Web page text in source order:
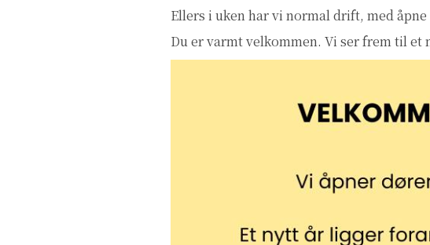
Ellers i uken har vi normal drift, med
Du er varmt velkommen. Vi ser frem til et